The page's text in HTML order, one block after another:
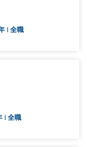
| 全職
| 全職